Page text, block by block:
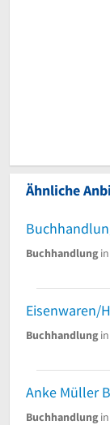
Ähnliche
Buchhandlung
Buchhandlung
Anke Müller
Buchhandlung